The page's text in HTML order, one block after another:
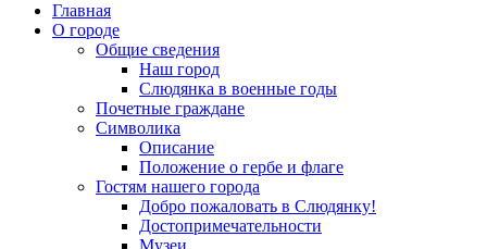
Главная
О городе
Общие сведения
Наш город
Слюдянка в военные годы
Почетные граждане
Символика
Описание
Положение о гербе и флаге
Гостям нашего города
Добро пожаловать в Слюдянку!
Достопримечательности